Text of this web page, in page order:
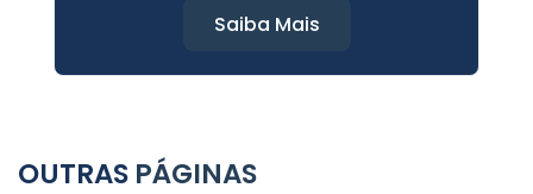
Saiba Mais
OUTRAS PÁGINAS